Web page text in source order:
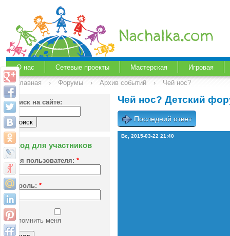
О нас Сетевые проекты Мастерская
Игровая
Главная
› Форумы › Архив событий › Чей нос?
Поиск на сайте:
Вход для участников
Имя пользователя: *
Пароль: *
Запомнить меня
Чей нос? Детский
Последний ответ
Вс, 2015-03-22 21:40